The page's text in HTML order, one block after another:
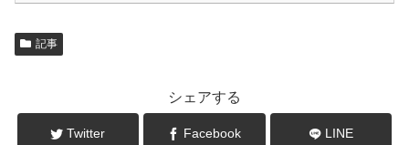
記事
シェアする
Twitter Facebook LINE